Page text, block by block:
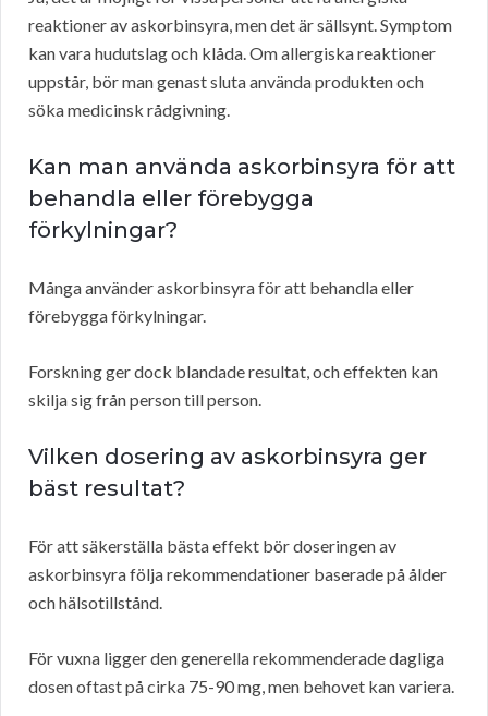
reaktioner av askorbinsyra, men det är sällsynt. Symptom
kan vara hudutslag och klåda. Om allergiska reaktioner
uppstår, bör man genast sluta använda produkten och
söka medicinsk rådgivning.
Kan man använda askorbinsyra för att
behandla eller förebygga
förkylningar?
Många använder askorbinsyra för att behandla eller
förebygga förkylningar.
Forskning ger dock blandade resultat, och effekten kan
skilja sig från person till person.
Vilken dosering av askorbinsyra ger
bäst resultat?
För att säkerställa bästa effekt bör doseringen av
askorbinsyra följa rekommendationer baserade på ålder
och hälsotillstånd.
För vuxna ligger den generella rekommenderade dagliga
dosen oftast på cirka 75-90 mg, men behovet kan variera.